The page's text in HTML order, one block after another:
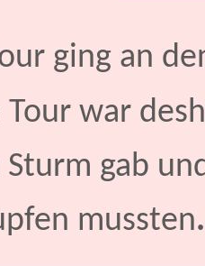
ging an
war
gab
mussten